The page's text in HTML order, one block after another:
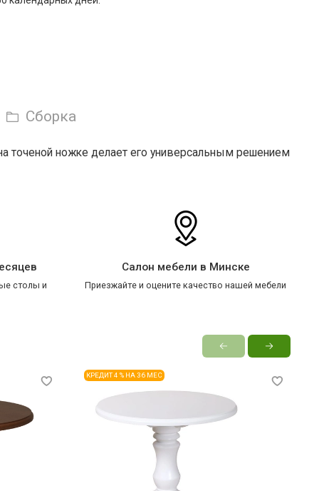
Сборка
точеной ножке делает его универсальным решением
столы и
Салон мебели в Минске
Приезжайте и оцените качество нашей мебели
КРЕДИТ 4 % НА 36 МЕС